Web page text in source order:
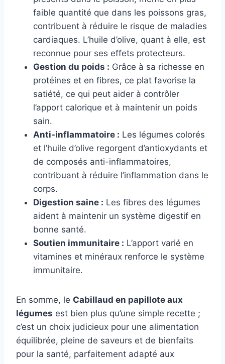
faible quantité que dans les poissons gras,
contribuent à réduire le risque de maladies
cardiaques. L’huile d’olive, quant à elle, est
reconnue pour ses effets protecteurs.
Gestion du poids : Grâce à sa richesse en
protéines et en fibres, ce plat favorise la
satiété, ce qui peut aider à contrôler
l’apport calorique et à maintenir un poids
sain.
Anti-inflammatoire : Les légumes colorés
et l’huile d’olive regorgent d’antioxydants et
de composés anti-inflammatoires,
contribuant à réduire l’inflammation dans le
corps.
Digestion saine : Les fibres des légumes
aident à maintenir un système digestif en
bonne santé.
Soutien immunitaire : L’apport varié en
vitamines et minéraux renforce le système
immunitaire.
En somme, le Cabillaud en papillote aux
légumes est bien plus qu’une simple recette ;
c’est un choix judicieux pour une alimentation
équilibrée, pleine de saveurs et de bienfaits
pour la santé, parfaitement adapté aux